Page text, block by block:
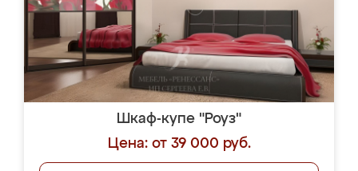
Шкаф-купе "Роуз"
Цена: от 39 000 руб.